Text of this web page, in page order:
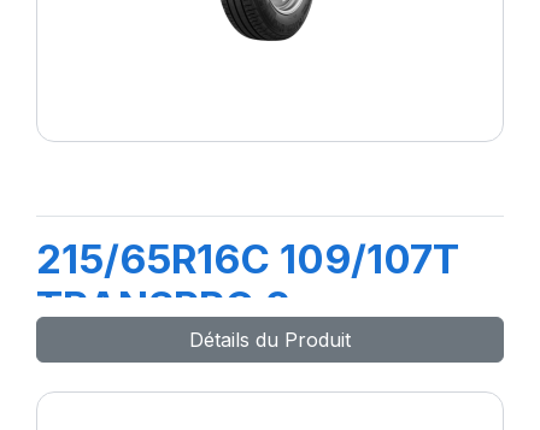
215/65R16C 109/107T
TRANSPRO 2
Détails du Produit